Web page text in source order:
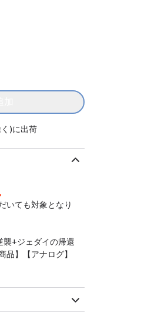
スター・ウォーズ／帝国の逆
)に出荷
いても対象となり
襲+ジェダイの帰還
】【アナログ】